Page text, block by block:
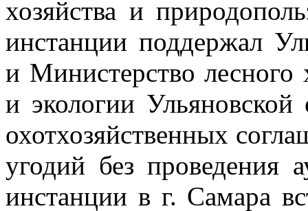
хозяйства и
инстанции поддержал
и Министерство лесного
и экологии Ульяновской
охотхозяйственных
угодий без проведения
инстанции в г. Самара